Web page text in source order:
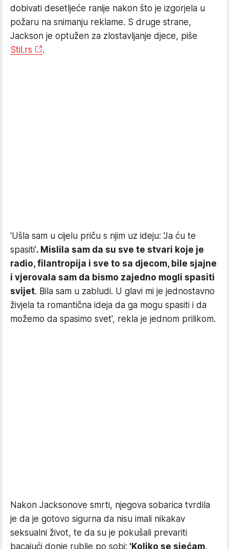
dobivati ​​desetljeće ranije nakon što je izgorjela u
požaru na snimanju reklame. S druge strane,
Jackson je optužen za zlostavljanje djece, piše
Stil.rs
.
'Ušla sam u cijelu priču s njim uz ideju: 'Ja ću te
spasiti'. Mislila sam da su sve te stvari koje je
radio, filantropija i sve to sa djecom, bile sjajne
i vjerovala sam da bismo zajedno mogli spasiti
svijet. Bila sam u zabludi. U glavi mi je jednostavno
živjela ta romantična ideja da ga mogu spasiti i da
možemo da spasimo svet', rekla je jednom prilikom.
Nakon Jacksonove smrti, njegova sobarica tvrdila
je da je gotovo sigurna da nisu imali nikakav
seksualni život, te da su je pokušali prevariti
bacajući donje rublje po sobi: 'Koliko se sjećam,